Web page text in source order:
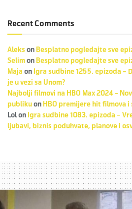
Recent Comments
Alekson Besplatno pogledajte sve
Selimon Besplatno pogledajte sve
Maja on Igra sudbine 1255. epizoda –
je u vezi sa Unom?
Najbolji filmovi na HBO Max 2024 -
publikuon HBO premijere hit filmova i
Lolon Igra sudbine 1083. epizoda –
ljubavi, biznis poduhvate, planove i